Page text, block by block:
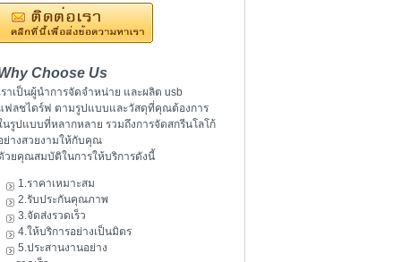
Choose Us
ราเป็นผู้นำการจัดจำหน่าย และผลิต usb
ฟลชไดร์ฟ ตามรูปแบบและวัสดุที่คุณต้องการ
นรูปแบบที่หลากหลาย รวมถึงการจัดสกรีนโลโก้
ย่างสวยงามให้กับคุณ
วยคุณสมบัติในการให้บริการดังนี้
1.ราคาเหมาะสม
2.รับประกันคุณภาพ
3.จัดส่งรวดเร็ว
4.ให้บริการอย่างเป็นมิตร
5.ประสานงานอย่าง